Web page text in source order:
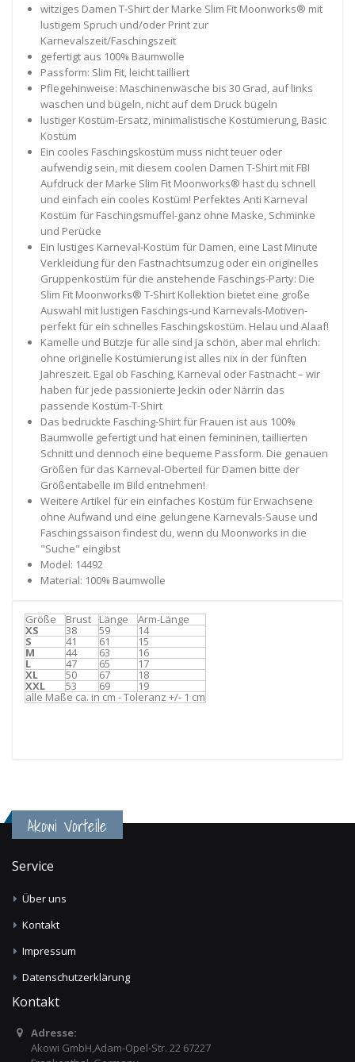
witziges Damen T-Shirt der Marke Slim Fit Moonworks® mit
lustigem Spruch und/oder Print zur
Karnevalszeit/Faschingszeit
gefertigt aus 100% Baumwolle
Passform: Slim Fit, leicht tailliert
Pflegehinweise: Maschinenwäsche bis 30 Grad, auf links
waschen und bügeln, nicht auf dem Druck bügeln
lustiger Kostüm-Ersatz, minimalistische Kostümierung, Basic
Kostüm
Ein cooles Faschingskostüm muss nicht teuer oder
aufwendig sein, mit diesem coolen Damen T-Shirt mit FBI
Aufdruck der Marke Slim Fit Moonworks® hast du schnell
und einfach ein cooles Kostüm! Perfektes Anti Karneval
Kostüm für Faschingsmuffel-ganz ohne Maske, Schminke
und Perücke
Ein lustiges Karneval-Kostüm für Damen, eine Last Minute
Verkleidung für den Fastnachtsumzug oder ein originelles
Gruppenkostüm für die anstehende Faschings-Party: Die
Slim Fit Moonworks® T-Shirt Kollektion bietet eine große
Auswahl mit lustigen Faschings-und Karnevals-Motiven-
perfekt für ein schnelles Faschingskostüm. Helau und Alaaf!
Kamelle und Bützje für alle sind ja schön, aber mal ehrlich:
ohne originelle Kostümierung ist alles nix in der fünften
Jahreszeit. Egal ob Fasching, Karneval oder Fastnacht – wir
haben für jede passionierte Jeckin oder Närrin das
passende Kostüm-T-Shirt
Das bedruckte Fasching-Shirt für Frauen ist aus 100%
Baumwolle gefertigt und hat einen femininen, taillierten
Schnitt und dennoch eine bequeme Passform. Die genauen
Größen für das Karneval-Oberteil für Damen bitte der
Größentabelle im Bild entnehmen!
Weitere Artikel für ein einfaches Kostüm für Erwachsene
ohne Aufwand und eine gelungene Karnevals-Sause und
Faschingssaison findest du, wenn du Moonworks in die
"Suche" eingibst
Model: 14492
Material: 100% Baumwolle
Größe Brust Länge Arm-Länge
XS 38 59 14
S 41 61 15
M 44 63 16
L 47 65 17
XL 50 67 18
XXL 53 69 19
alle Maße ca. in cm - Toleranz +/- 1 cm
Akowi Vorteile
Service
Über uns
Kontakt
Impressum
Datenschutzerklärung
Kontakt
Adresse:
Akowi GmbH,Adam-Opel-Str. 22 67227